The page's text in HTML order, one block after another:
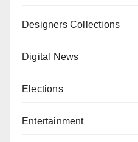
Designers Collections
Digital News
Elections
Entertainment